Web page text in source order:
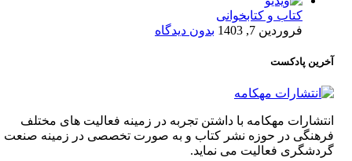
کتاب و کتابخوانی
فروردین 7, 1403
بدون دیدگاه
آخرین پادکست
انتشارات مهکامه با داشتن تجربه در زمینه فعالیت های مختلف
فرهنگی در حوزه نشر کتاب و به صورت تخصصی در زمینه صنعت
گردشگری فعالیت می نماید.